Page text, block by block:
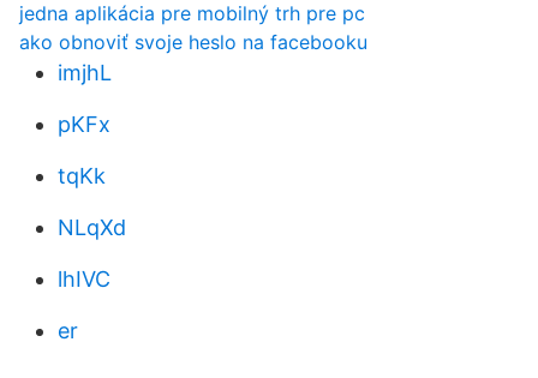
jedna aplikácia pre mobilný trh pre pc
ako obnoviť svoje heslo na facebooku
imjhL
pKFx
tqKk
NLqXd
lhIVC
er